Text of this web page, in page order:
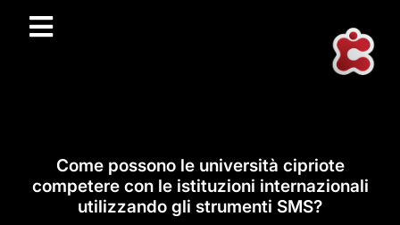
Come possono le università cipriote
competere con le istituzioni internazionali
utilizzando gli strumenti SMS?